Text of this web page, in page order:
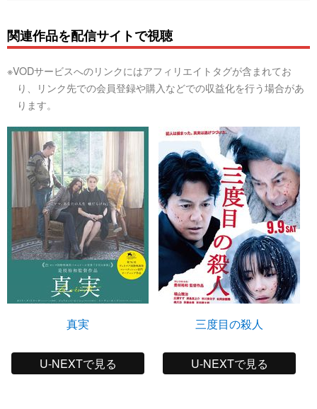
関連作品を配信サイトで視聴
※VODサービスへのリンクにはアフィリエイトタグが含まれてお
り、リンク先での会員登録や購入などでの収益化を行う場合があ
ります。
真実
U-NEXTで見る
三度目の殺人
U-NEXTで見る